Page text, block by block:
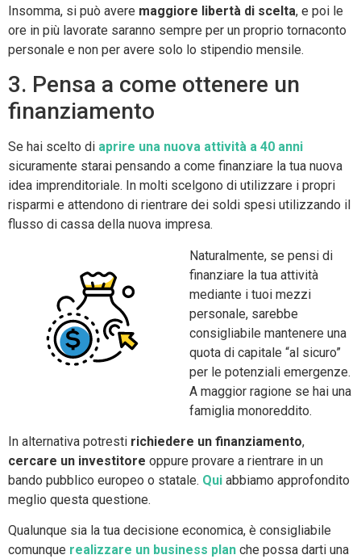
Insomma, si può avere maggiore libertà di scelta, e poi le
ore in più lavorate saranno sempre per un proprio tornaconto
personale e non per avere solo lo stipendio mensile.
3. Pensa a come ottenere un
finanziamento
Se hai scelto di aprire una nuova attività a 40 anni
sicuramente starai pensando a come finanziare la tua nuova
idea imprenditoriale. In molti scelgono di utilizzare i propri
risparmi e attendono di rientrare dei soldi spesi utilizzando il
flusso di cassa della nuova impresa.
Naturalmente, se pensi di
finanziare la tua attività
mediante i tuoi mezzi
personale, sarebbe
consigliabile mantenere una
quota di capitale “al sicuro”
per le potenziali emergenze.
A maggior ragione se hai una
famiglia monoreddito.
In alternativa potresti richiedere un finanziamento,
cercare un investitore oppure provare a rientrare in un
bando pubblico europeo o statale. Qui abbiamo approfondito
meglio questa questione.
Qualunque sia la tua decisione economica, è consigliabile
comunque realizzare un business plan che possa darti una